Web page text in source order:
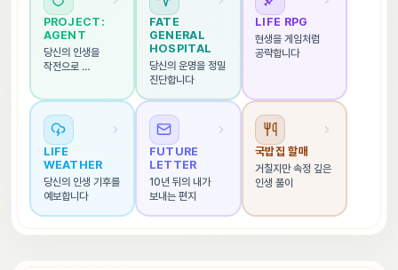
PROJECT:
AGENT
당신의 인생을
작전으로
FATE
GENERAL
HOSPITAL
당신의 운명을 정밀
진단합니다
LIFE RPG
현생을 게임처럼
공략합니다
LIFE
WEATHER
당신의 인생 기후를
예보합니다
FUTURE
LETTER
10년 뒤의 내가
보내는 편지
국밥집 할매
거칠지만 속정 깊은
인생 풀이